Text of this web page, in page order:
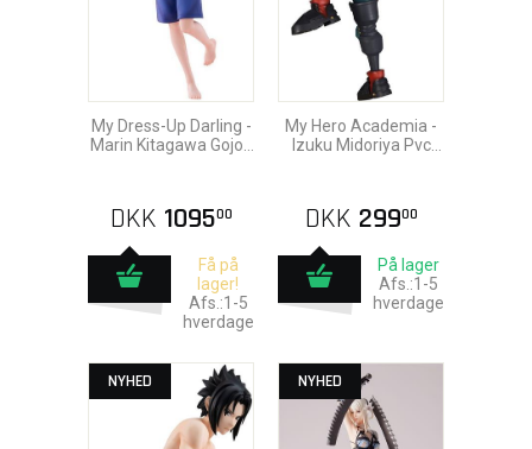
My Dress-Up Darling -
Marin Kitagawa Gojo's
DKK 109500
Få på
lager!
Afs.:1-5
hverdage
My Hero Academia -
Izuku Midoriya Pvc
DKK 29900
På lager
Afs.:1-5
hverdage
NYHED NYHED